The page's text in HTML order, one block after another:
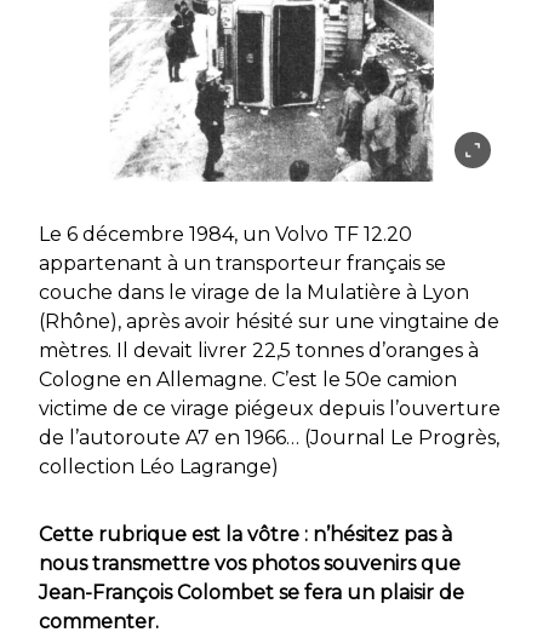
Le 6 décembre 1984, un Volvo TF 12.20
appartenant à un transporteur français se
couche dans le virage de la Mulatière à Lyon
(Rhône), après avoir hésité sur une vingtaine de
mètres. Il devait livrer 22,5 tonnes d’oranges à
Cologne en Allemagne. C’est le 50e camion
victime de ce virage piégeux depuis l’ouverture
de l’autoroute A7 en 1966… (Journal Le Progrès,
collection Léo Lagrange)
Cette rubrique est la vôtre : n’hésitez pas à
nous transmettre vos photos souvenirs que
Jean-François Colombet se fera un plaisir de
commenter.